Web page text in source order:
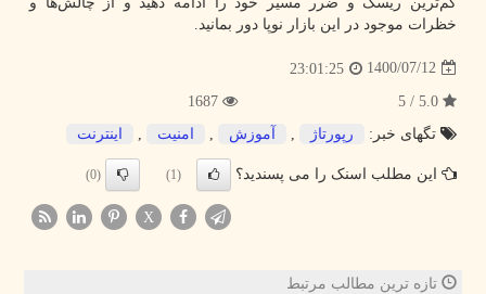
خظرات موجود در این بازار نوپا دور بمانید.
1400/07/12
23:01:25
تگهای خبر:
رپورتاژ , آموزش , امنیت , اینترنت
این مطلب اسنک را می پسندید؟ (1)
(0)
X
تازه ترین مطالب مرتبط